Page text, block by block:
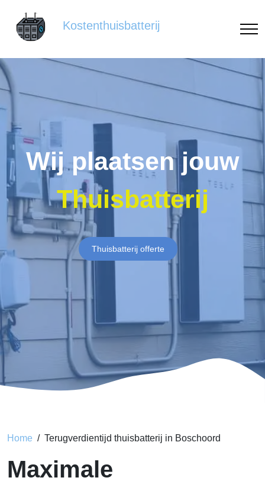
Kostenthuisbatterij
Wij plaatsen jouw
Thuisbatterij
Thuisbatterij offerte
Home Terugverdientijd thuisbatterij in Boschoord
Maximale